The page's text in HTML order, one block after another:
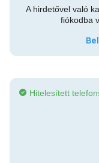
A hirdetővel való
fiókodba
Hitelesített